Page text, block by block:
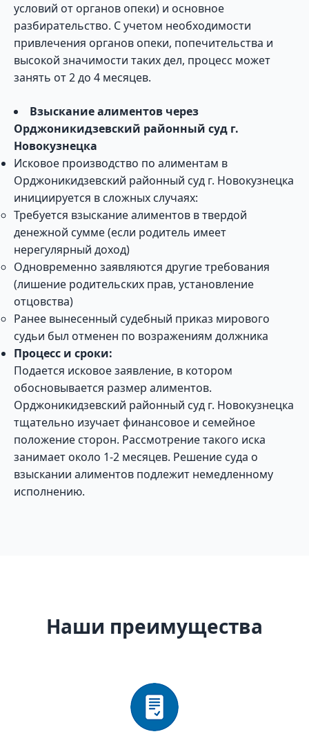
условий от органов опеки) и основное
разбирательство. С учетом необходимости
привлечения органов опеки, попечительства и
высокой значимости таких дел, процесс может
занять от 2 до 4 месяцев.
Взыскание алиментов через
Орджоникидзевский районный суд г.
Новокузнецка
Исковое производство по алиментам в
Орджоникидзевский районный суд г. Новокузнецка
инициируется в сложных случаях:
Требуется взыскание алиментов в твердой
денежной сумме (если родитель имеет
нерегулярный доход)
Одновременно заявляются другие требования
(лишение родительских прав, установление
отцовства)
Ранее вынесенный судебный приказ мирового
судьи был отменен по возражениям должника
Процесс и сроки:
Подается исковое заявление, в котором
обосновывается размер алиментов.
Орджоникидзевский районный суд г. Новокузнецка
тщательно изучает финансовое и семейное
положение сторон. Рассмотрение такого иска
занимает около 1-2 месяцев. Решение суда о
взыскании алиментов подлежит немедленному
исполнению.
Наши преимущества